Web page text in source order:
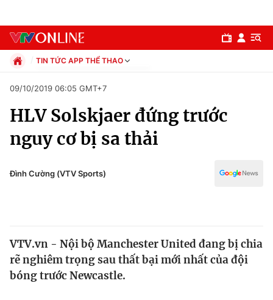
Chuyên mục
Chính trị
Y tế
TIN TỨC APP THỂ THAO
Xã hội
Pháp luật
Thể thao
Văn hóa - Giải trí
Giáo dục
09/10/2019 06:05 GMT+7
HLV Solskjaer đứng trước
nguy cơ bị sa thải
Đình Cường (VTV Sports)
VTV.vn - Nội bộ Manchester United đang bị chia
rẽ nghiêm trọng sau thất bại mới nhất của đội
bóng trước Newcastle.